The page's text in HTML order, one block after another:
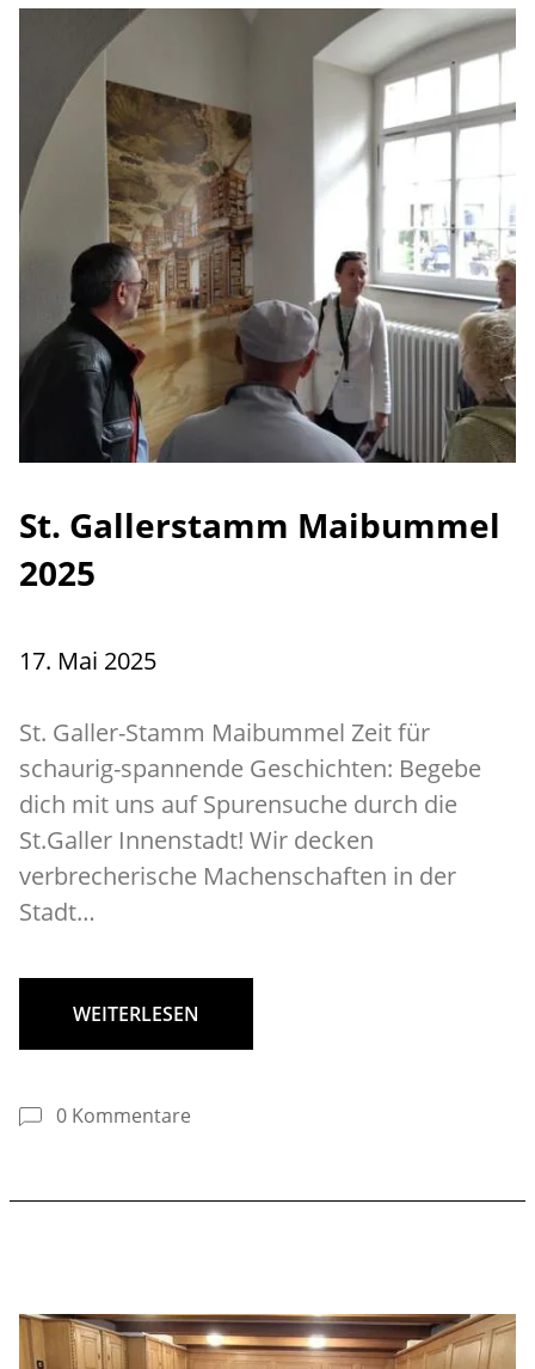
St. Gallerstamm Maibummel
2025
17. Mai 2025
St. Galler-Stamm Maibummel Zeit für
schaurig-spannende Geschichten: Begebe
dich mit uns auf Spurensuche durch die
St.Galler Innenstadt! Wir decken
verbrecherische Machenschaften in der
Stadt…
WEITERLESEN
0 Kommentare